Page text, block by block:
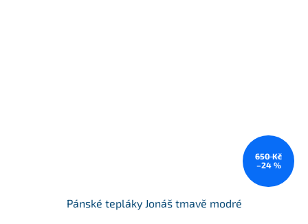
650 Kč
–24 %
Pánské tepláky Jonáš tmavě modré